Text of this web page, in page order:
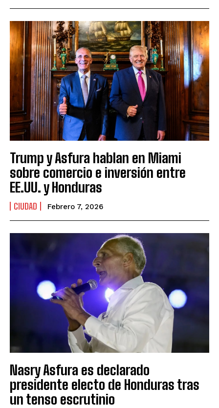
Trump y Asfura hablan en Miami
sobre comercio e inversión entre
EE.UU. y Honduras
CIUDAD Febrero 7, 2026
Nasry Asfura es declarado
presidente electo de Honduras tras
un tenso escrutinio